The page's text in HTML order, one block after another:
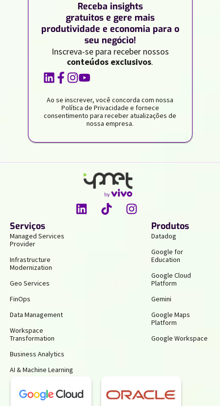
Receba insights
gratuitos e gere mais
produtividade e economia para o
seu negócio!
Inscreva-se para receber nossos
conteúdos exclusivos.
Ao se inscrever, você concorda com nossa
Política de Privacidade e fornece
consentimento para receber atualizações de
nossa empresa.
Serviços
Managed Services
Provider
Infrastructure
Modernization
Geo Services
FinOps
Data Management
Workspace
Transformation
Business Analytics
AI & Machine Learning
Produtos
Datadog
Google for
Education
Google Cloud
Platform
Gemini
Google Maps
Platform
Google Workspace